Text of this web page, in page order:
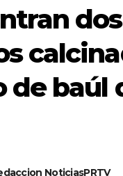
dos
de baúl
NoticiasPRTV